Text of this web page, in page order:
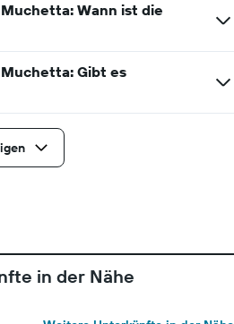
Wann ist die
Gibt es
in der Nähe